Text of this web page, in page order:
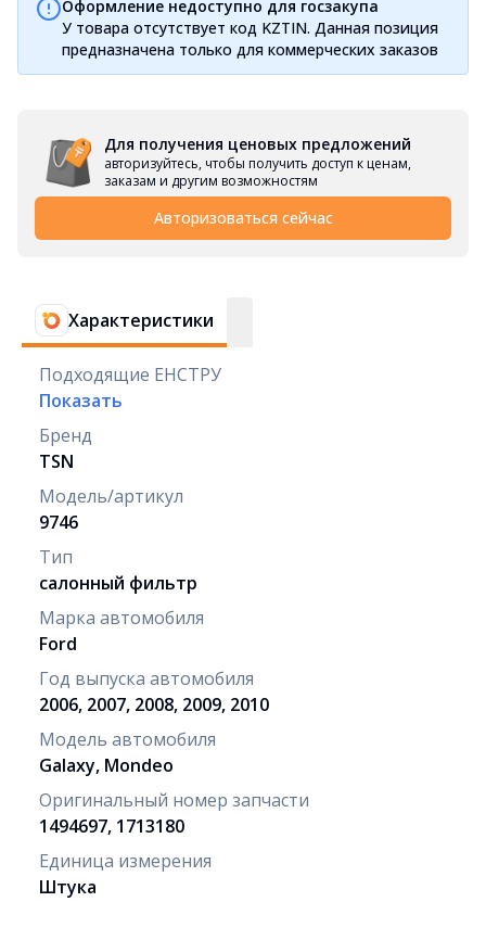
Оформление недоступно для госзакупа
У товара отсутствует код KZTIN. Данная позиция
предназначена только для коммерческих заказов
Для получения ценовых предложений
авторизуйтесь, чтобы получить доступ к ценам,
заказам и другим возможностям
Авторизоваться сейчас
Характеристики
Подходящие ЕНСТРУ
Показать
Бренд
TSN
Модель/артикул
9746
Тип
салонный фильтр
Марка автомобиля
Ford
Год выпуска автомобиля
2006, 2007, 2008, 2009, 2010
Модель автомобиля
Galaxy, Mondeo
Оригинальный номер запчасти
1494697, 1713180
Единица измерения
Штука